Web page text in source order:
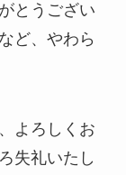
とうござい
ど、やわら
よろしくお
失礼いたし